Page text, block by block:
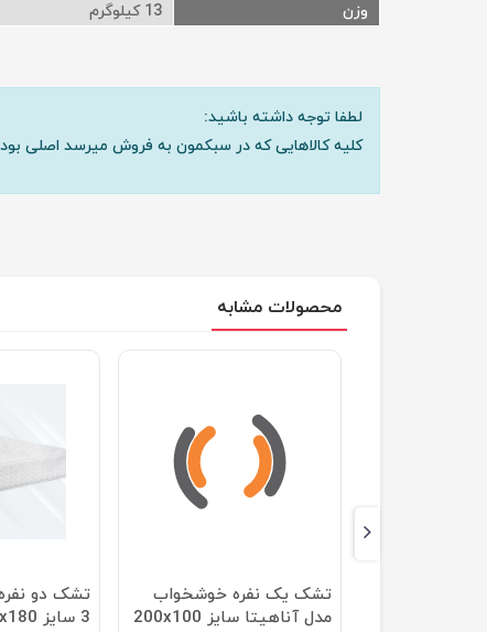
وزن
13 کیلوگرم
لطفا توجه داشته باشید:
کلیه کالاهایی که در سبکمون به فروش میرسد اصلی
محصولات مشابه
تشک دو
3 سایز 200x180 سانتیمتر
تشک یک نفره خوشخواب
مدل آناهیتا سایز 200x100